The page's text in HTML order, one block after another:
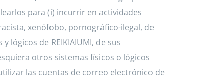
para (i) incurrir en actividades
xenófobo, pornográfico-ilegal, de
de REIKIAIUMI, de sus
otros sistemas físicos o lógicos
las cuentas de correo electrónico de